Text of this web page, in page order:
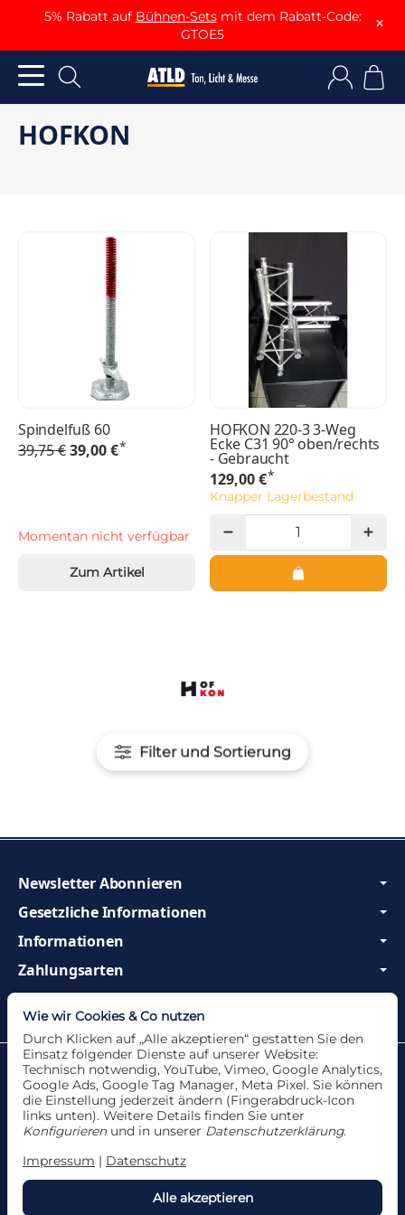
5% Rabatt auf Bühnen-Setsmit dem Rabatt-Code:
GTOE5
×
HOFKON
Filter und Sortierung
Spindelfuß 60
39,75 €39,00 €*
Momentan nicht verfügbar
Zum Artikel
HOFKON 220-3 3-Weg
Ecke C31 90° oben/rechts
- Gebraucht
129,00 €*
Knapper Lagerbestand
Gesetzliche Informationen
Informationen
Zahlungsarten
Wir sind Profis und beraten Sie gerne!
Newsletter Abonnieren
Datenschutzerklärung•Impressum
Alle Angebote nur solange der Vorrat reicht. Für
Alle akzeptieren
Wie wir Cookies & Co nutzen
Durch Klicken auf „Alle akzeptieren“ gestatten Sie den
Einsatz folgender Dienste auf unserer Website:
Technisch notwendig, YouTube, Vimeo, Google Analytics,
Google Ads, Google Tag Manager, Meta Pixel. Sie können
die Einstellung jederzeit ändern (Fingerabdruck-Icon
links unten). Weitere Details finden Sie unter
Konfigurieren und in unserer Datenschutzerklärung.
Impressum | Datenschutz